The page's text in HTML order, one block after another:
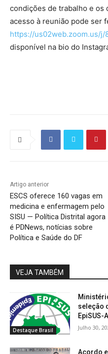
condições de trabalho e os
acesso à reunião pode ser
https://us02web.zoom.us/j/
disponível na bio do
Artigo anterior
ESCS oferece 160 vagas em
medicina e enfermagem pelo
SISU — Política Distrital agora
é PDNews, notícias sobre
Política e Saúde do DF
VEJA TAMBÉM
Destaque Brasil
seleção
EpiSUS-
Julho 30,
Acordo